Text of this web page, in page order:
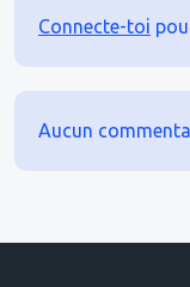
Connecte-toi
Aucun